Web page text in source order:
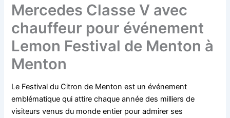
Mercedes Classe V avec
chauffeur pour événement
Lemon Festival de Menton à
Menton
Le Festival du Citron de Menton est un événement
emblématique qui attire chaque année des milliers de
visiteurs venus du monde entier pour admirer ses